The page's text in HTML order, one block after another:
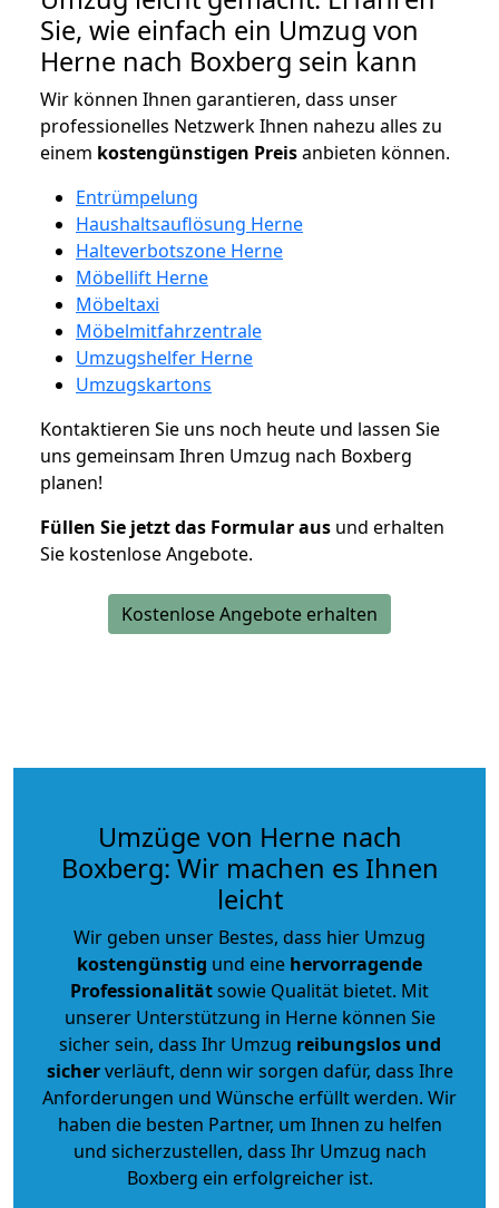
Sie, wie einfach ein Umzug von
Herne nach Boxberg sein kann
Wir können Ihnen garantieren, dass unser
professionelles Netzwerk Ihnen nahezu alles zu
einem kostengünstigen Preisanbieten können.
Entrümpelung
Haushaltsauflösung Herne
Halteverbotszone Herne
Möbellift Herne
Möbeltaxi
Möbelmitfahrzentrale
Umzugshelfer Herne
Umzugskartons
Kontaktieren Sie uns noch heute und lassen Sie
uns gemeinsam Ihren Umzug nach Boxberg
planen!
Füllen Sie jetzt das Formular aus und erhalten
Sie kostenlose Angebote.
Kostenlose Angebote erhalten
Umzüge von Herne nach
Boxberg: Wir machen es Ihnen
leicht
Wir geben unser Bestes, dass hier Umzug
kostengünstig und eine hervorragende
Professionalitätsowie Qualität bietet. Mit
unserer Unterstützung in Herne können Sie
sicher sein, dass Ihr Umzug reibungslos und
sicherverläuft, denn wir sorgen dafür, dass Ihre
Anforderungen und Wünsche erfüllt werden. Wir
haben die besten Partner, um Ihnen zu helfen
und sicherzustellen, dass Ihr Umzug nach
Boxberg ein erfolgreicher ist.